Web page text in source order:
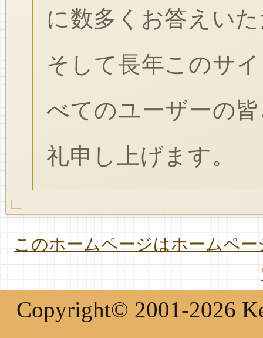
に数多くお答えい
そして長年このサ
べてのユーザーの
礼申し上げます。
このホームページはホームペ
Copyright© 2001-2026